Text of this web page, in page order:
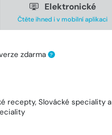
Elektronické
Čtěte ihned i v mobilní aplikaci
zdarma ?
recepty, Slovácké speciality a